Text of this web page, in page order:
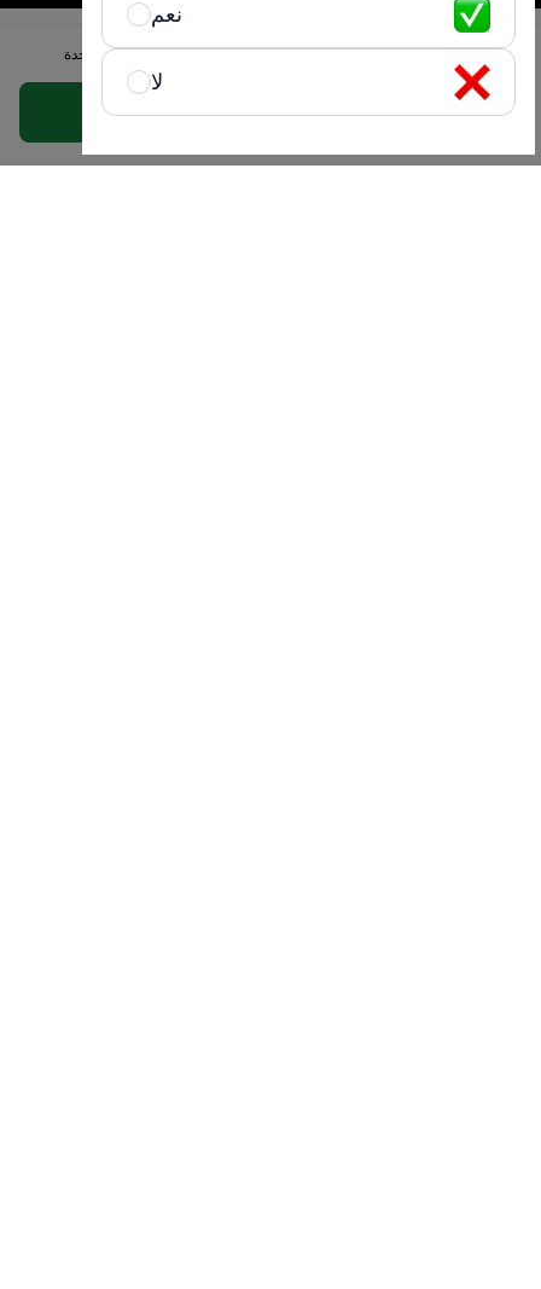
احصل على أفضل الثعلبة خيار علاج لميزانيتك في الإمارات العربية المتحدة
احصل على عرض مجاني مخصص
نعم
لا
للشركاء
السياسات